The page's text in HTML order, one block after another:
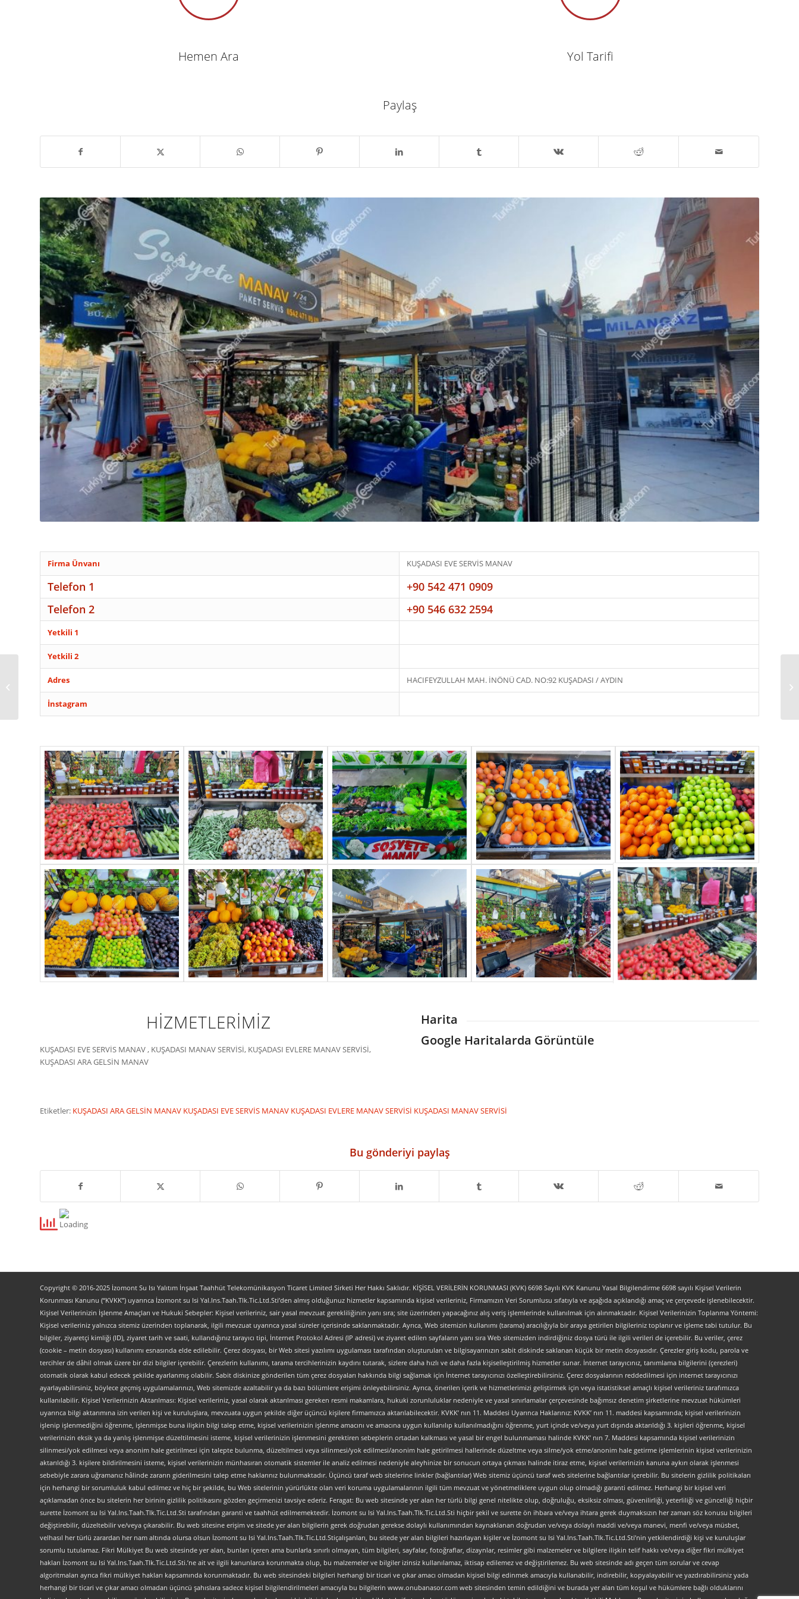
Hemen Ara Yol Tarifi
Paylaş
Firma Ünvanı KUŞADASI EVE SERVİS MANAV
Telefon 1
+90 542 471 0909
Telefon 2
+90 546 632 2594
Yetkili 1
Yetkili 2
Adres HACIFEYZULLAH MAH. İNÖNÜ CAD. NO:92 KUŞADASI / AYDIN
İnstagram
HİZMETLERİMİZ
KUŞADASI EVE SERVİS MANAV , KUŞADASI MANAV SERVİSİ, KUŞADASI EVLERE MANAV SERVİSİ,
KUŞADASI ARA GELSİN MANAV
Harita
Google Haritalarda Görüntüle
Etiketler: KUŞADASI ARA GELSİN MANAV KUŞADASI EVE SERVİS MANAV KUŞADASI EVLERE MANAV SERVİSİ KUŞADASI MANAV SERVİSİ
Bu gönderiyi paylaş
Copyright © 2016-2025 İzomont Su Isı Yalıtım İnşaat Taahhüt Telekomünikasyon Ticaret Limited Sirketi Her Hakkı Saklıdır. KİŞİSEL VERİLERİN KORUNMASI (KVK) 6698 Sayılı KVK Kanunu Yasal Bilgilendirme 6698 sayılı Kişisel Verilerin
Korunması Kanunu (“KVKK”) uyarınca İzomont su Isi Yal.Ins.Taah.Tlk.Tic.Ltd.Sti’den almış olduğunuz hizmetler kapsamında kişisel verileriniz, Firmamızın Veri Sorumlusu sıfatıyla ve aşağıda açıklandığı amaç ve çerçevede işlenebilecektir.
Kişisel Verilerinizin İşlenme Amaçları ve Hukuki Sebepler: Kişisel verileriniz, sair yasal mevzuat gerekliliğinin yanı sıra; site üzerinden yapacağınız alış veriş işlemlerinde kullanılmak için alınmaktadır. Kişisel Verilerinizin Toplanma Yöntemi:
Kişisel verileriniz yalnızca sitemiz üzerinden toplanarak, ilgili mevzuat uyarınca yasal süreler içerisinde saklanmaktadır. Ayrıca, Web sitemizin kullanımı (tarama) aracılığıyla bir araya getirilen bilgileriniz toplanır ve işleme tabi tutulur. Bu
bilgiler, ziyaretçi kimliği (ID), ziyaret tarih ve saati, kullandığınız tarayıcı tipi, İnternet Protokol Adresi (IP adresi) ve ziyaret edilen sayfaların yanı sıra Web sitemizden indirdiğiniz dosya türü ile ilgili verileri de içerebilir. Bu veriler, çerez
(cookie – metin dosyası) kullanımı esnasında elde edilebilir. Çerez dosyası, bir Web sitesi yazılımı uygulaması tarafından oluşturulan ve bilgisayarınızın sabit diskinde saklanan küçük bir metin dosyasıdır. Çerezler giriş kodu, parola ve
tercihler de dâhil olmak üzere bir dizi bilgiler içerebilir. Çerezlerin kullanımı, tarama tercihlerinizin kaydını tutarak, sizlere daha hızlı ve daha fazla kişiselleştirilmiş hizmetler sunar. İnternet tarayıcınız, tanımlama bilgilerini (çerezleri)
otomatik olarak kabul edecek şekilde ayarlanmış olabilir. Sabit diskinize gönderilen tüm çerez dosyaları hakkında bilgi sağlamak için İnternet tarayıcınızı özelleştirebilirsiniz. Çerez dosyalarının reddedilmesi için internet tarayıcınızı
ayarlayabilirsiniz, böylece geçmiş uygulamalarınızı, Web sitemizde azaltabilir ya da bazı bölümlere erişimi önleyebilirsiniz. Ayrıca, önerilen içerik ve hizmetlerimizi geliştirmek için veya istatistiksel amaçlı kişisel verileriniz tarafımızca
kullanılabilir. Kişisel Verilerinizin Aktarılması: Kişisel verileriniz, yasal olarak aktarılması gereken resmi makamlara, hukuki zorunluluklar nedeniyle ve yasal sınırlamalar çerçevesinde bağımsız denetim şirketlerine mevzuat hükümleri
uyarınca bilgi aktarımına izin verilen kişi ve kuruluşlara, mevzuata uygun şekilde diğer üçüncü kişilere firmamızca aktarılabilecektir. KVKK’ nın 11. Maddesi Uyarınca Haklarınız: KVKK’ nın 11. maddesi kapsamında; kişisel verilerinizin
işlenip işlenmediğini öğrenme, işlenmişse buna ilişkin bilgi talep etme, kişisel verilerinizin işlenme amacını ve amacına uygun kullanılıp kullanılmadığını öğrenme, yurt içinde ve/veya yurt dışında aktarıldığı 3. kişileri öğrenme, kişisel
verilerinizin eksik ya da yanlış işlenmişse düzeltilmesini isteme, kişisel verilerinizin işlenmesini gerektiren sebeplerin ortadan kalkması ve yasal bir engel bulunmaması halinde KVKK’ nın 7. Maddesi kapsamında kişisel verilerinizin
silinmesi/yok edilmesi veya anonim hale getirilmesi için talepte bulunma, düzeltilmesi veya silinmesi/yok edilmesi/anonim hale getirilmesi hallerinde düzeltme veya silme/yok etme/anonim hale getirme işlemlerinin kişisel verilerinizin
aktarıldığı 3. kişilere bildirilmesini isteme, kişisel verilerinizin münhasıran otomatik sistemler ile analiz edilmesi nedeniyle aleyhinize bir sonucun ortaya çıkması halinde itiraz etme, kişisel verilerinizin kanuna aykırı olarak işlenmesi
sebebiyle zarara uğramanız hâlinde zararın giderilmesini talep etme haklarınız bulunmaktadır. Üçüncü taraf web sitelerine linkler (bağlantılar) Web sitemiz üçüncü taraf web sitelerine bağlantılar içerebilir. Bu sitelerin gizlilik politikaları
için herhangi bir sorumluluk kabul edilmez ve hiç bir şekilde, bu Web sitelerinin yürürlükte olan veri koruma uygulamalarının ilgili tüm mevzuat ve yönetmeliklere uygun olup olmadığı garanti edilmez. Herhangi bir kişisel veri
açıklamadan önce bu sitelerin her birinin gizlilik politikasını gözden geçirmenizi tavsiye ederiz. Feragat: Bu web sitesinde yer alan her türlü bilgi genel nitelikte olup, doğruluğu, eksiksiz olması, güvenilirliği, yeterliliği ve güncelliği hiçbir
surette İzomont su Isi Yal.Ins.Taah.Tlk.Tic.Ltd.Sti tarafından garanti ve taahhüt edilmemektedir. İzomont su Isi Yal.Ins.Taah.Tlk.Tic.Ltd.Sti hiçbir şekil ve surette ön ihbara ve/veya ihtara gerek duymaksızın her zaman söz konusu bilgileri
değiştirebilir, düzeltebilir ve/veya çıkarabilir. Bu web sitesine erişim ve sitede yer alan bilgilerin gerek doğrudan gerekse dolaylı kullanımından kaynaklanan doğrudan ve/veya dolaylı maddi ve/veya manevi, menfi ve/veya müsbet,
velhasıl her türlü zarardan her nam altında olursa olsun İzomont su Isi Yal.Ins.Taah.Tlk.Tic.Ltd.Stiçalışanları, bu sitede yer alan bilgileri hazırlayan kişiler ve İzomont su Isi Yal.Ins.Taah.Tlk.Tic.Ltd.Sti’nin yetkilendirdiği kişi ve kuruluşlar
sorumlu tutulamaz. Fikri Mülkiyet Bu web sitesinde yer alan, bunları içeren ama bunlarla sınırlı olmayan, tüm bilgileri, sayfalar, fotoğraflar, dizaynlar, resimler gibi malzemeler ve bilgilere ilişkin telif hakkı ve/veya diğer fikri mülkiyet
hakları İzomont su Isi Yal.Ins.Taah.Tlk.Tic.Ltd.Sti.’ne ait ve ilgili kanunlarca korunmakta olup, bu malzemeler ve bilgiler izinsiz kullanılamaz, iktisap edilemez ve değiştirilemez. Bu web sitesinde adı geçen tüm sorular ve cevap
algoritmaları ayrıca fikri mülkiyet hakları kapsamında korunmaktadır. Bu web sitesindeki bilgileri herhangi bir ticari ve çıkar amacı olmadan kişisel bilgi edinmek amacıyla kullanabilir, indirebilir, kopyalayabilir ve yazdırabilirsiniz yada
herhangi bir ticari ve çıkar amacı olmadan üçüncü şahıslara sadece kişisel bilgilendirilmeleri amacıyla bu bilgilerin www.onubanasor.com web sitesinden temin edildiğini ve burada yer alan tüm koşul ve hükümlere bağlı olduklarını
KUŞADASI DOĞALGAZ
DÖNÜŞÜM